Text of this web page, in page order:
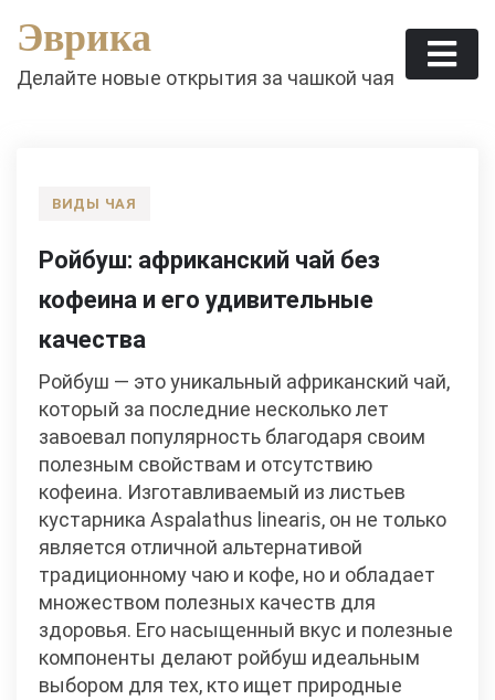
content
Эврика
Делайте новые открытия за чашкой чая
ВИДЫ ЧАЯ
Ройбуш: африканский чай без
кофеина и его удивительные
качества
Ройбуш — это уникальный африканский чай,
который за последние несколько лет
завоевал популярность благодаря своим
полезным свойствам и отсутствию
кофеина. Изготавливаемый из листьев
кустарника Aspalathus linearis, он не только
является отличной альтернативой
традиционному чаю и кофе, но и обладает
множеством полезных качеств для
здоровья. Его насыщенный вкус и полезные
компоненты делают ройбуш идеальным
выбором для тех, кто ищет природные